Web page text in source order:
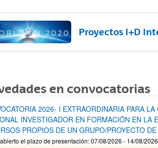
Proyectos I+D
en convocatorias
2026- I EXTRAORDINARIA PARA
INVESTIGADOR EN FORMACIÓN EN LA
PROPIOS DE UN GRUPO/PROYECTO
el plazo de presentación: 07/08/2026 - 14/08/2026